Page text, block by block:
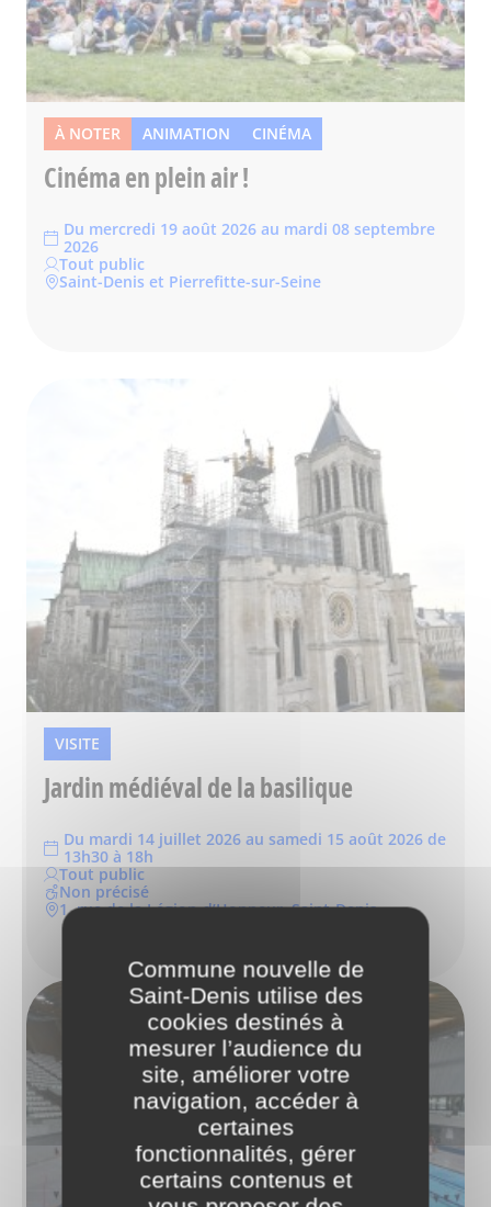
À NOTER ANIMATION CINÉMA
Cinéma en plein air !
Du mercredi 19 août 2026 au mardi 08 septembre
2026
Tout public
Saint-Denis et Pierrefitte-sur-Seine
VISITE
Jardin médiéval de la basilique
Du mardi 14 juillet 2026 au samedi 15 août 2026 de
13h30 à 18h
Tout public
Non précisé
1, rue de la Légion-d’Honneur, Saint-Denis
Commune nouvelle de
Saint-Denis utilise des
cookies destinés à
mesurer l’audience du
site, améliorer votre
navigation, accéder à
certaines
fonctionnalités, gérer
certains contenus et